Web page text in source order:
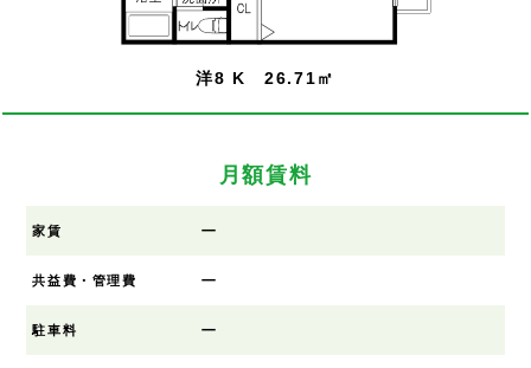
洋8 K 26.71㎡
月額賃料
家賃 ー
共益費・管理費 ー
駐車料 ー